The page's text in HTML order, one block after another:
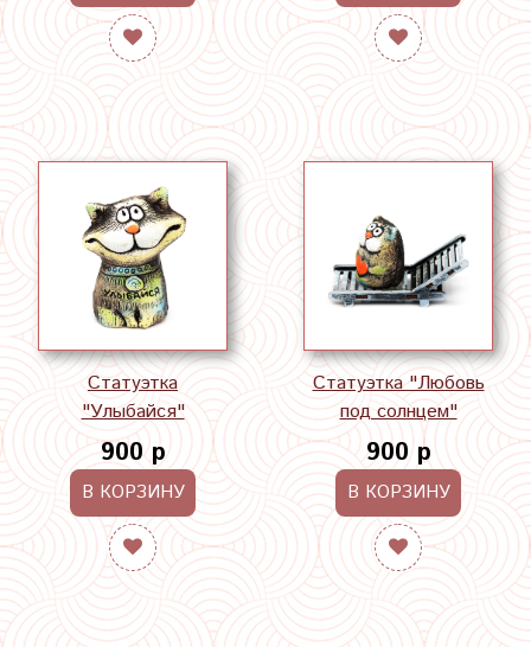
Статуэтка
"Улыбайся"
900 р
В КОРЗИНУ
Статуэтка "Любовь
под солнцем"
900 р
В КОРЗИНУ